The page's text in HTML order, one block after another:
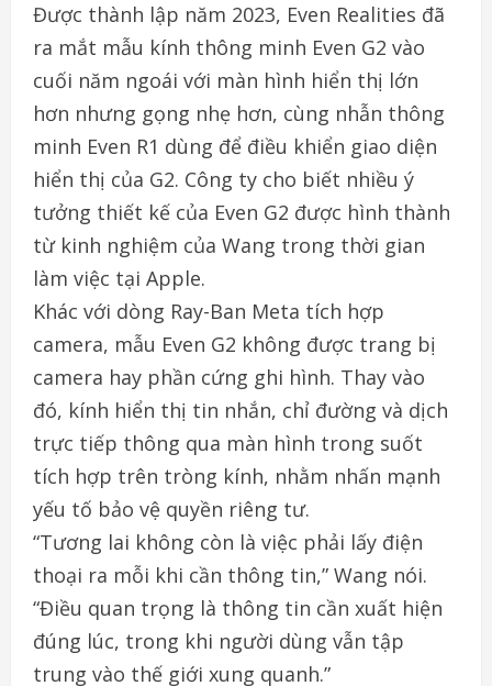
Được thành lập năm 2023, Even Realities đã
ra mắt mẫu kính thông minh Even G2 vào
cuối năm ngoái với màn hình hiển thị lớn
hơn nhưng gọng nhẹ hơn, cùng nhẫn thông
minh Even R1 dùng để điều khiển giao diện
hiển thị của G2. Công ty cho biết nhiều ý
tưởng thiết kế của Even G2 được hình thành
từ kinh nghiệm của Wang trong thời gian
làm việc tại Apple.
Khác với dòng Ray-Ban Meta tích hợp
camera, mẫu Even G2 không được trang bị
camera hay phần cứng ghi hình. Thay vào
đó, kính hiển thị tin nhắn, chỉ đường và dịch
trực tiếp thông qua màn hình trong suốt
tích hợp trên tròng kính, nhằm nhấn mạnh
yếu tố bảo vệ quyền riêng tư.
“Tương lai không còn là việc phải lấy điện
thoại ra mỗi khi cần thông tin,” Wang nói.
“Điều quan trọng là thông tin cần xuất hiện
đúng lúc, trong khi người dùng vẫn tập
trung vào thế giới xung quanh.”